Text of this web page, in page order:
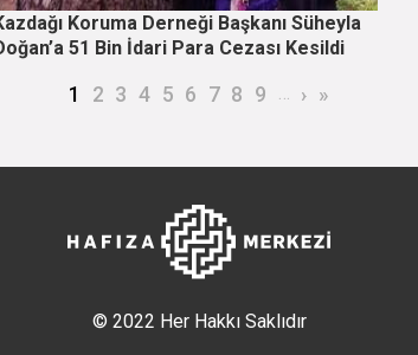
Koruma Derneği Başkanı Süheyla
51 Bin İdari Para Cezası Kesildi
Şu an kullanılan sayfa
1 Page
2 Page
3 Page
4 Page
5 Page
6 Page
7 Page
8 Page
9 … Sonraki sayfa
› Son sayfa
»
© 2022 Her Hakkı Saklıdır